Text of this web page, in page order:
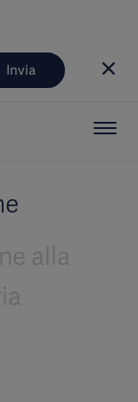
Invia
alla